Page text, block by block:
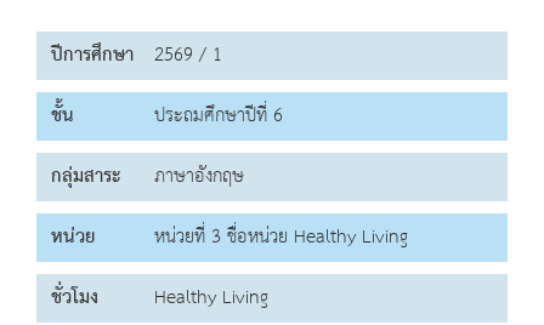
ปีการศึกษา 2569 / 1
ชั้น
ประถมศึกษาปีที่ 6
กลุ่มสาระ
ภาษาอังกฤษ
หน่วย
หน่วยที่ 3 ชื่อหน่วย Healthy Living
ชั่วโมง
Healthy Living